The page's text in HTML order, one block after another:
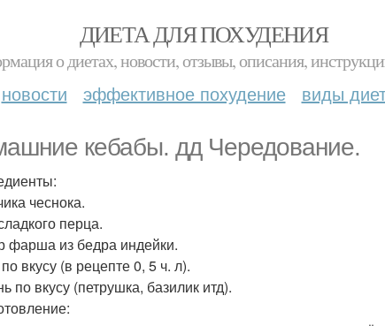
ДИЕТА ДЛЯ ПОХУДЕНИЯ
о диетах, новости, отзывы, описания,
новости эффективное похудение виды
кебабы. дд Чередование.
чеснока.
перца.
фарша из бедра индейки.
вкусу (в рецепте 0, 5 ч. л).
по вкусу (петрушка, базилик итд).